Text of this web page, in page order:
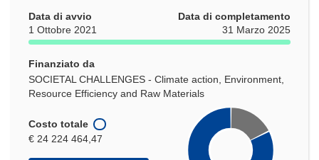
Data di avvio
1 Ottobre 2021
Data di completamento
31 Marzo 2025
Finanziato da
SOCIETAL CHALLENGES - Climate action, Environment,
Resource Efficiency and Raw Materials
Costo totale
€ 24 224 464,47